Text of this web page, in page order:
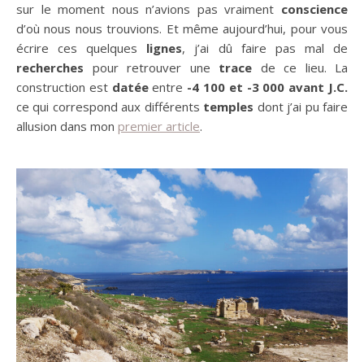
sur le moment nous n’avions pas vraiment conscience
d’où nous nous trouvions. Et même aujourd’hui, pour vous
écrire ces quelques lignes, j’ai dû faire pas mal de
recherches pour retrouver une trace de ce lieu. La
construction est datéeentre -4 100 et -3 000 avant J.C.
ce qui correspond aux différents temples dont j’ai pu faire
allusion dans mon premier article.